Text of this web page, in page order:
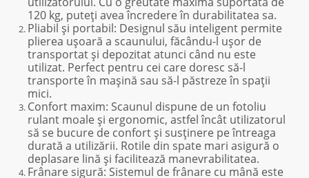
120 kg, puteți avea încredere în durabilitatea sa.
Pliabil și portabil: Designul său inteligent permite
plierea ușoară a scaunului, făcându-l ușor de
transportat și depozitat atunci când nu este
utilizat. Perfect pentru cei care doresc să-l
transporte în mașină sau să-l păstreze în spații
mici.
Confort maxim: Scaunul dispune de un fotoliu
rulant moale și ergonomic, astfel încât utilizatorul
să se bucure de confort și susținere pe întreaga
durată a utilizării. Rotile din spate mari asigură o
deplasare lină și facilitează manevrabilitatea.
Frânare sigură: Sistemul de frânare cu mână este